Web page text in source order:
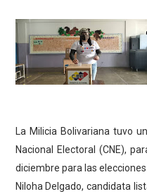
Gobierno
Niños
Hospital
Corposalud
La Milicia Bolivariana tuvo
Nacional Electoral (CNE),
diciembre para las
Niloha Delgado, candidata